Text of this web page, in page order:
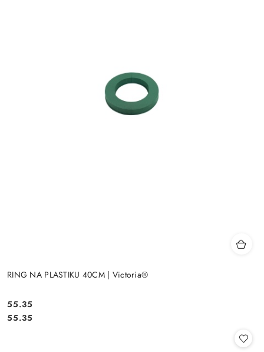
RING NA PLASTIKU 40CM | Victoria®
Cena:
55.35
Cena:
55.35